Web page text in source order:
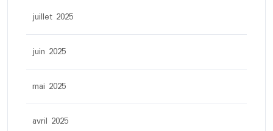
juillet 2025
juin 2025
mai 2025
avril 2025